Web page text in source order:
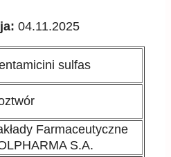
04.11.2025
sulfas
Farmaceutyczne
S.A.